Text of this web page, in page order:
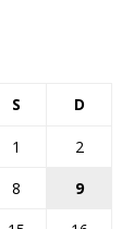
S D
1
2
8
9